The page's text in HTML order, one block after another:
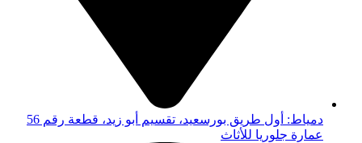
دمياط: أول طريق بورسعيد، تقسيم أبو زيد، قطعة رقم 56
عمارة جلوريا للأثاث